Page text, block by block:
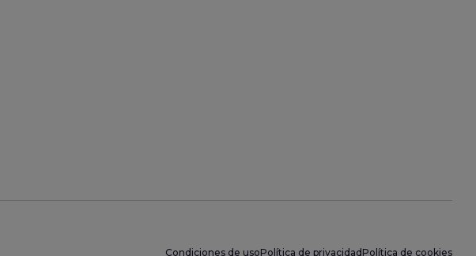
Condiciones de usoPolítica de privacidad Política de cookies